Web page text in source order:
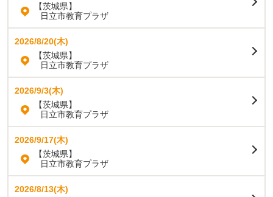
【茨城県】
日立市教育プラザ
2026/8/20(木)
【茨城県】
日立市教育プラザ
2026/9/3(木)
【茨城県】
日立市教育プラザ
2026/9/17(木)
【茨城県】
日立市教育プラザ
2026/8/13(木)